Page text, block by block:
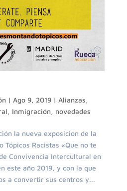
| Ago 9, 2019| Alianzas,
, Inmigración, novedades
la nueva exposición de la
Tópicos Racistas «Que no te
Convivencia Intercultural en
este año 2019, y con la que
a convertir sus centros y...